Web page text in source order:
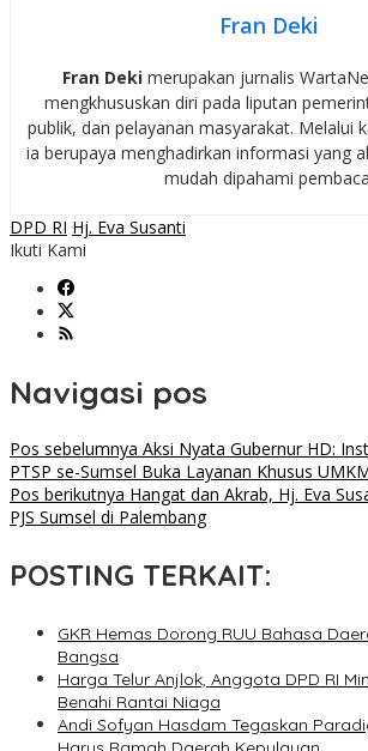
Fran Deki
Fran Deki merupakan jurnalis
mengkhususkan diri pada liputan
publik, dan pelayanan masyarakat. Melalui
ia berupaya menghadirkan informasi yang
mudah dipahami
DPD RI Hj. Eva Susanti
Ikuti Kami
Navigasi pos
Pos sebelumnya Aksi Nyata Gubernur HD:
PTSP se-Sumsel Buka Layanan Khusus
Pos berikutnya Hangat dan Akrab, Hj. Eva
PJS Sumsel di Palembang
POSTING TERKAIT:
GKR Hemas Dorong RUU Bahasa
Bangsa
Harga Telur Anjlok, Anggota DPD RI
Benahi Rantai Niaga
Andi Sofyan Hasdam Tegaskan